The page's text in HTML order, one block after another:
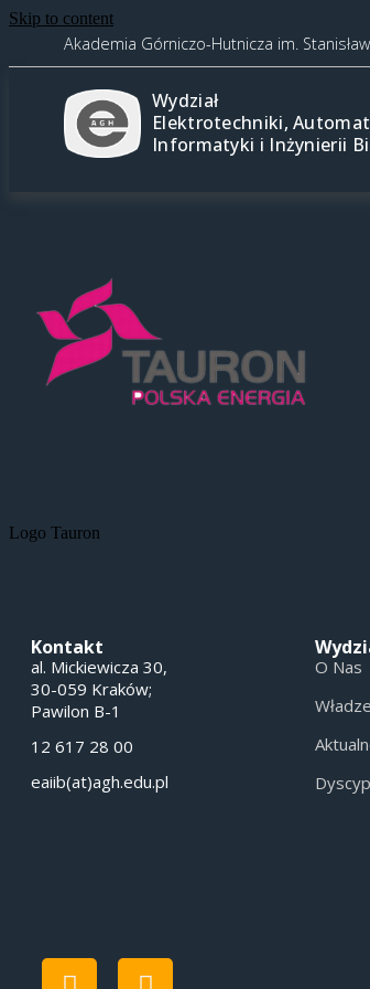
Skip to content
Akademia Górniczo-Hutnicza im.
Wydział
Elektrotechniki,
Informatyki i Inżynierii
Logo Tauron
Kontakt
al. Mickiewicza 30,
30-059 Kraków;
Pawilon B-1
12 617 28 00
eaiib(at)agh.edu.pl
O Nas
Władze